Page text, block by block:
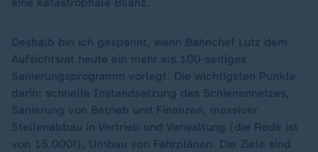
Deshalb bin ich gespannt, wenn Bahnchef Lutz dem
Aufsichtsrat heute ein mehr als 100-seitiges
Sanierungsprogramm vorlegt. Die wichtigsten Punkte
darin: schnelle Instandsetzung des Schienennetzes,
Sanierung von Betrieb und Finanzen, massiver
Stellenabbau in Vertrieb und Verwaltung (die Rede ist
von 15.000!), Umbau von Fahrplänen. Die Ziele sind